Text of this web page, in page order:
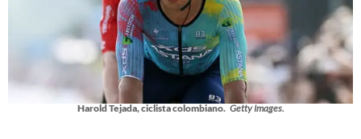
Harold Tejada, ciclista colombiano. Getty Images.